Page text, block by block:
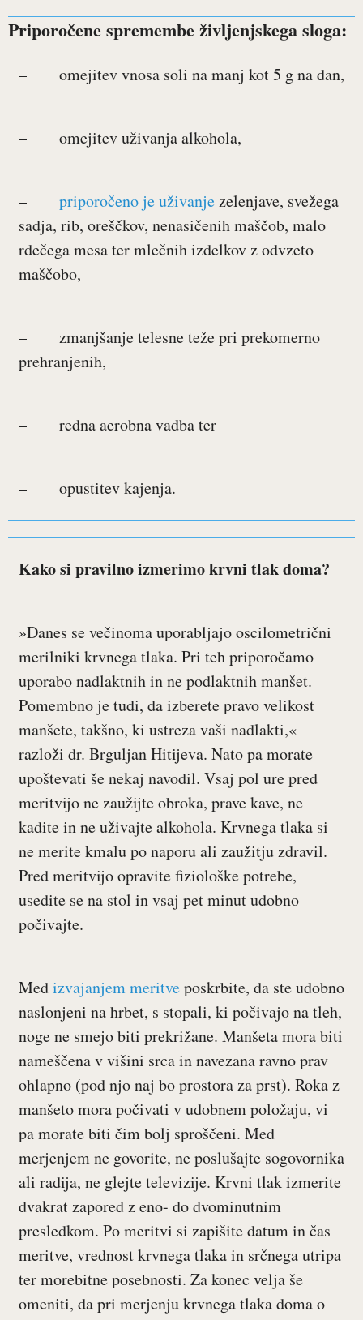
Priporočene spremembe življenjskega sloga:
– omejitev vnosa soli na manj kot 5 g na dan,
– omejitev uživanja alkohola,
– priporočeno je uživanjezelenjave, svežega
sadja, rib, oreščkov, nenasičenih maščob, malo
rdečega mesa ter mlečnih izdelkov z odvzeto
maščobo,
– zmanjšanje telesne teže pri prekomerno
prehranjenih,
– redna aerobna vadba ter
– opustitev kajenja.
Kako si pravilno izmerimo krvni tlak doma?
»Danes se večinoma uporabljajo oscilometrični
merilniki krvnega tlaka. Pri teh priporočamo
uporabo nadlaktnih in ne podlaktnih manšet.
Pomembno je tudi, da izberete pravo velikost
manšete, takšno, ki ustreza vaši nadlakti,«
razloži dr. Brguljan Hitijeva. Nato pa morate
upoštevati še nekaj navodil. Vsaj pol ure pred
meritvijo ne zaužijte obroka, prave kave, ne
kadite in ne uživajte alkohola. Krvnega tlaka si
ne merite kmalu po naporu ali zaužitju zdravil.
Pred meritvijo opravite fiziološke potrebe,
usedite se na stol in vsaj pet minut udobno
počivajte.
Medizvajanjem meritveposkrbite, da ste udobno
naslonjeni na hrbet, s stopali, ki počivajo na tleh,
noge ne smejo biti prekrižane. Manšeta mora biti
nameščena v višini srca in navezana ravno prav
ohlapno (pod njo naj bo prostora za prst). Roka z
manšeto mora počivati v udobnem položaju, vi
pa morate biti čim bolj sproščeni. Med
merjenjem ne govorite, ne poslušajte sogovornika
ali radija, ne glejte televizije. Krvni tlak izmerite
dvakrat zapored z eno- do dvominutnim
presledkom. Po meritvi si zapišite datum in čas
meritve, vrednost krvnega tlaka in srčnega utripa
ter morebitne posebnosti. Za konec velja še
omeniti, da pri merjenju krvnega tlaka doma o